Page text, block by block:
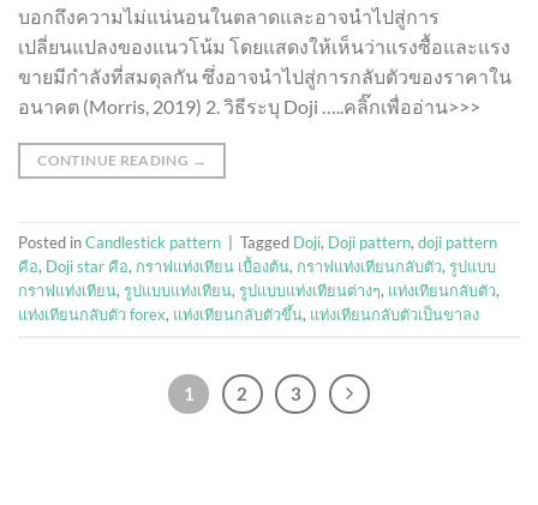
บอกถึงความไม่แน่นอนในตลาดและอาจนำไปสู่การ
เปลี่ยนแปลงของแนวโน้ม โดยแสดงให้เห็นว่าแรงซื้อและแรง
ขายมีกำลังที่สมดุลกัน ซึ่งอาจนำไปสู่การกลับตัวของราคาใน
อนาคต (Morris, 2019) 2. วิธีระบุ Doji …..คลิ๊กเพื่ออ่าน>>>
CONTINUE READING →
Posted inCandlestick pattern Tagged Doji, Doji pattern, doji pattern
คือ, Doji star คือ, กราฟแท่งเทียน เบื้องต้น, กราฟแท่งเทียนกลับตัว, รูปแบบ
กราฟแท่งเทียน, รูปแบบแท่งเทียน, รูปแบบแท่งเทียนต่างๆ, แท่งเทียนกลับตัว,
แท่งเทียนกลับตัว forex, แท่งเทียนกลับตัวขึ้น, แท่งเทียนกลับตัวเป็นขาลง
1 2 3